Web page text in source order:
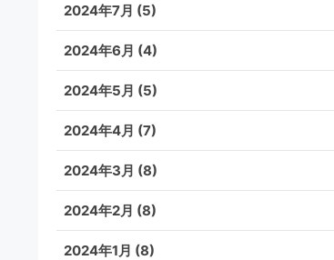
2024年7月 (5)
2024年6月 (4)
2024年5月 (5)
2024年4月 (7)
2024年3月 (8)
2024年2月 (8)
2024年1月 (8)